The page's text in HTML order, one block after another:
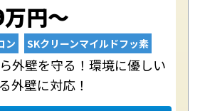
円〜
ン SKクリーンマイルドフッ素
外壁を守る！環境に優しい
外壁に対応！